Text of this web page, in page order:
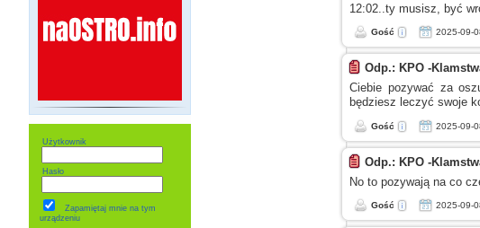
Użytkownik
Hasło
Zapamiętaj mniena tym
urządzeniu
12:02..ty musisz, być
Gość 2025-09-
Odp.: KPO -
Ciebie pozywać za
będziesz leczyć swoje
Gość 2025-09-
Odp.: KPO -
No to pozywają na co
Gość 2025-09-